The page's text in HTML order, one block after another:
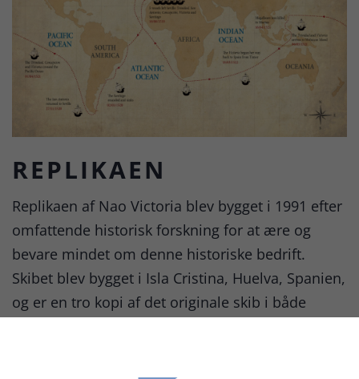
REPLIKAEN
Replikaen af Nao Victoria blev bygget i 1991 efter
omfattende historisk forskning for at ære og
bevare mindet om denne historiske bedrift.
Skibet blev bygget i Isla Cristina, Huelva, Spanien,
og er en tro kopi af det originale skib i både
skoleskib, der har besøgt mange havne rundt om